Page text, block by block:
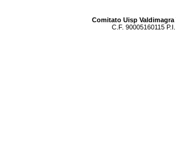
Comitato Uisp Valdimagra
C.F. 90005160115